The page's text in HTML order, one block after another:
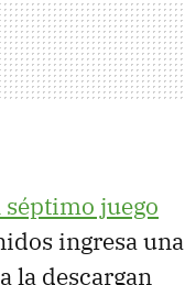
séptimo juego
ingresa una
la descargan